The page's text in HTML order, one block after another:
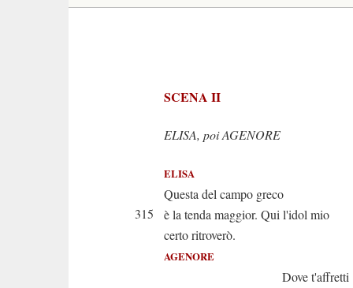
SCENA II
ELISA, poi AGENORE
ELISA
Questa del campo greco
315
è la tenda maggior. Qui l'idol mio
certo ritroverò.
AGENORE
Dove t'affretti